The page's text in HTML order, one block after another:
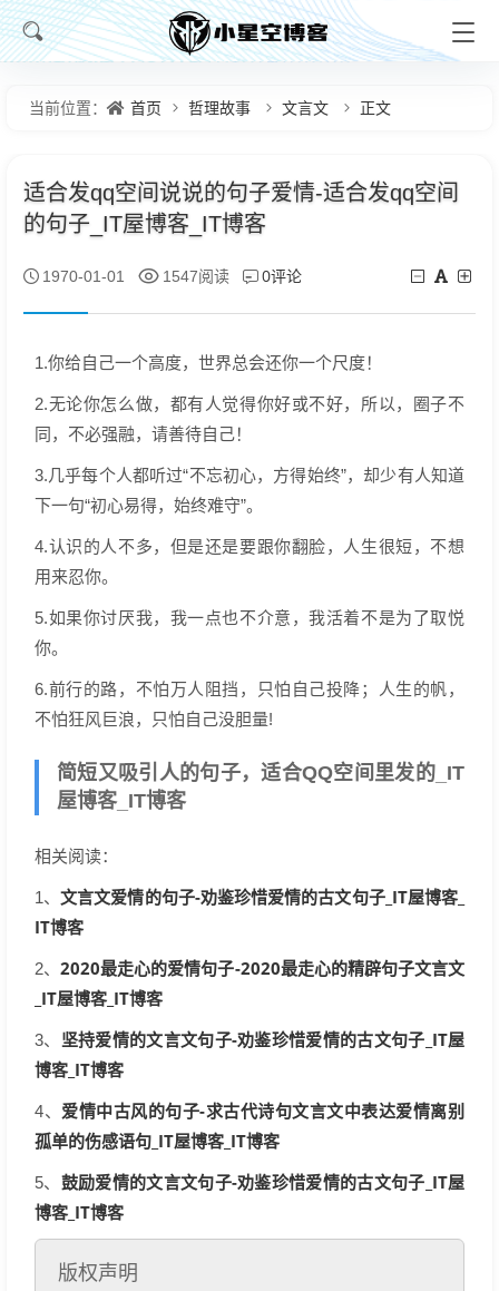
当前位置： 首页 哲理故事 文言文 正文
适合发qq空间说说的句子爱情-适合发qq空间
的句子_IT屋博客_IT博客
1970-01-01 1547阅读 0评论
1.你给自己一个高度，世界总会还你一个尺度！
2.无论你怎么做，都有人觉得你好或不好，所以，圈子不
同，不必强融，请善待自己！
3.几乎每个人都听过“不忘初心，方得始终”，却少有人知道
下一句“初心易得，始终难守”。
4.认识的人不多，但是还是要跟你翻脸，人生很短，不想
用来忍你。
5.如果你讨厌我，我一点也不介意，我活着不是为了取悦
你。
6.前行的路，不怕万人阻挡，只怕自己投降；人生的帆，
不怕狂风巨浪，只怕自己没胆量!
简短又吸引人的句子，适合QQ空间里发的_IT
屋博客_IT博客
相关阅读：
1、文言文爱情的句子-劝鉴珍惜爱情的古文句子_IT屋博客_
IT博客
2、2020最走心的爱情句子-2020最走心的精辟句子文言文
_IT屋博客_IT博客
3、 坚持爱情的文言文句子-劝鉴珍惜爱情的古文句子_IT屋
博客_IT博客
4、 爱情中古风的句子-求古代诗句文言文中表达爱情离别
孤单的伤感语句_IT屋博客_IT博客
5、 鼓励爱情的文言文句子-劝鉴珍惜爱情的古文句子_IT屋
博客_IT博客
版权声明